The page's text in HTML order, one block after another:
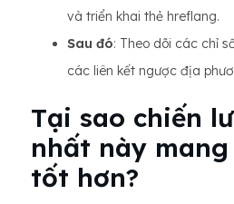
và triển khai thẻ hreflang.
Sau đó: Theo dõi các chỉ
các liên kết ngược địa
Tại sao chiến
nhất này
tốt hơn?